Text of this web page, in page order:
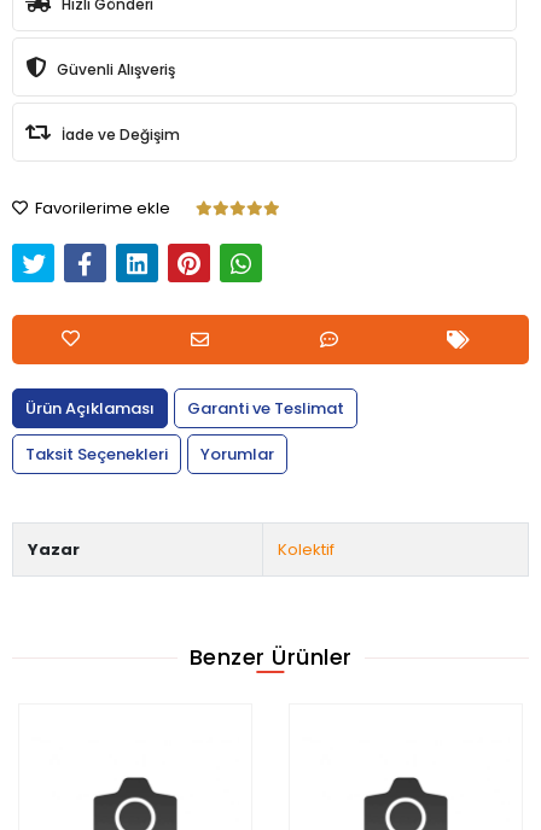
Hızlı Gönderi
Güvenli Alışveriş
İade ve Değişim
Favorilerime ekle
Ürün Açıklaması
Garanti ve Teslimat
Taksit Seçenekleri
Yorumlar
Yazar Kolektif
Benzer Ürünler